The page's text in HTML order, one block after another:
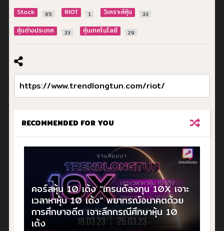
Stock 65 RIOT 1 วิเคราะห์หุ้น 33
หุ้นต่างประเทศ 33 หุ้นเทคโนโลยี 29
RECOMMENDED FOR YOU
คอร์สหุ้น 10 เด้ง “เทรนด์ลงทุน 10X เจาะ
เวลาหาหุ้น 10 เด้ง” พยากรณ์อนาคตด้วย
การศึกษาอดีต เจาะลึกกรณีศึกษาหุ้น 10
เด้ง